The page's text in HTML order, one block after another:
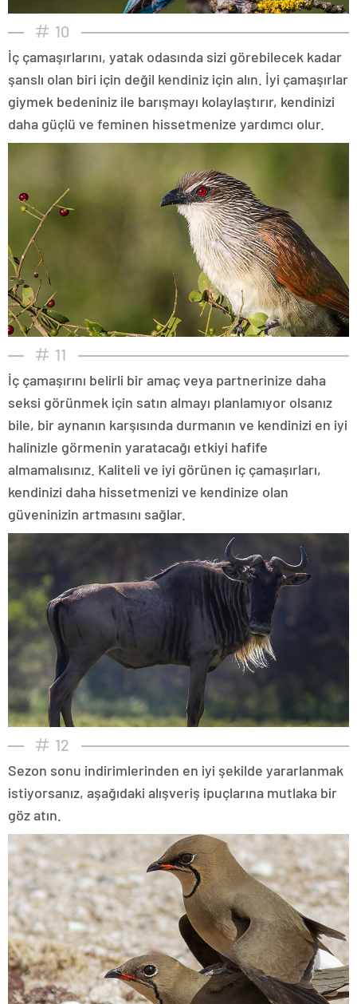
10
İç çamaşırlarını, yatak odasında sizi görebilecek kadar
şanslı olan biri için değil kendiniz için alın. İyi çamaşırlar
giymek bedeniniz ile barışmayı kolaylaştırır, kendinizi
daha güçlü ve feminen hissetmenize yardımcı olur.
11
İç çamaşırını belirli bir amaç veya partnerinize daha
seksi görünmek için satın almayı planlamıyor olsanız
bile, bir aynanın karşısında durmanın ve kendinizi en iyi
halinizle görmenin yaratacağı etkiyi hafife
almamalısınız. Kaliteli ve iyi görünen iç çamaşırları,
kendinizi daha hissetmenizi ve kendinize olan
güveninizin artmasını sağlar.
12
Sezon sonu indirimlerinden en iyi şekilde yararlanmak
istiyorsanız, aşağıdaki alışveriş ipuçlarına mutlaka bir
göz atın.